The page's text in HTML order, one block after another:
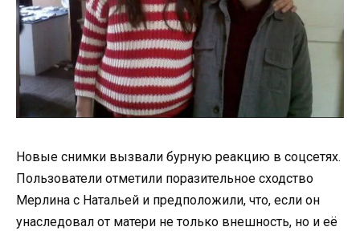
Новые снимки вызвали бурную реакцию в соцсетях.
Пользователи отметили поразительное сходство
Мерлина с Натальей и предположили, что, если он
унаследовал от матери не только внешность, но и её